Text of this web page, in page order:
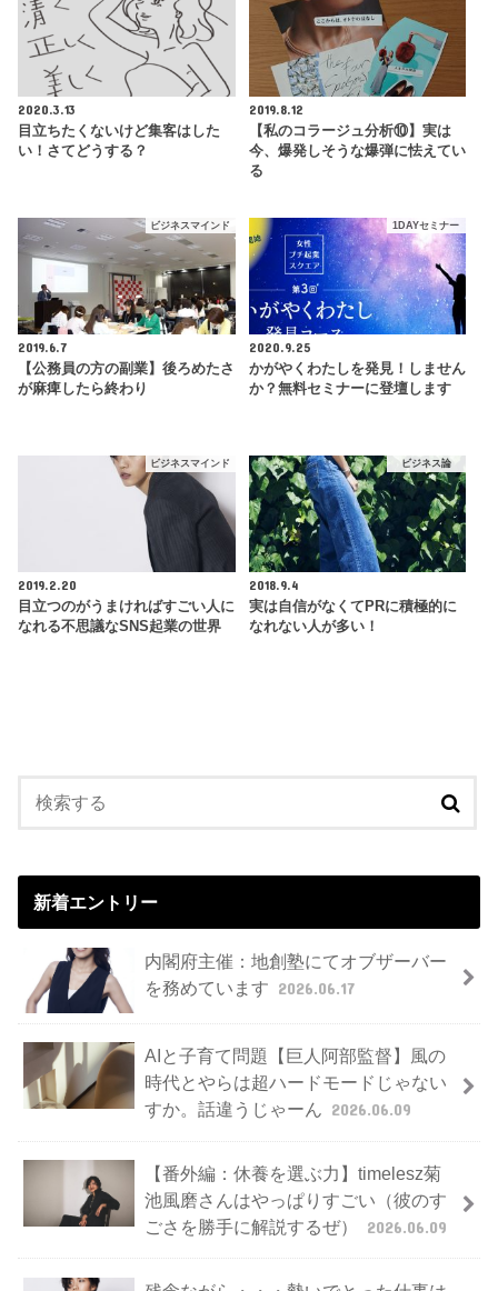
2020.3.13
目立ちたくないけど集客はした
い！さてどうする？
2019.8.12
【私のコラージュ分析⑩】実は
今、爆発しそうな爆弾に怯えてい
る
ビジネスマインド
2019.6.7
【公務員の方の副業】後ろめたさ
が麻痺したら終わり
1DAYセミナー
2020.9.25
かがやくわたしを発見！しません
か？無料セミナーに登壇します
ビジネスマインド
2019.2.20
目立つのがうまければすごい人に
なれる不思議なSNS起業の世界
ビジネス論
2018.9.4
実は自信がなくてPRに積極的に
なれない人が多い！
新着エントリー
内閣府主催：地創塾にてオブザーバー
を務めています 2026.06.17
AIと子育て問題【巨人阿部監督】風の
時代とやらは超ハードモードじゃない
すか。話違うじゃーん 2026.06.09
【番外編：休養を選ぶ力】timelesz菊
池風磨さんはやっぱりすごい（彼のす
ごさを勝手に解説するぜ）
2026.06.09